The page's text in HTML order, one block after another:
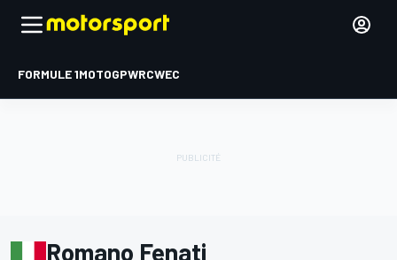
FORMULE 1MOTOGPWRCWEC
Romano Fenati